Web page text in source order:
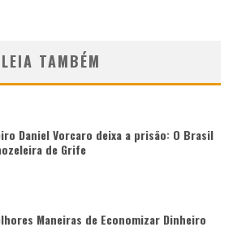
LEIA TAMBÉM
Daniel Vorcaro deixa a prisão: O Brasil
de Grife
Maneiras de Economizar Dinheiro